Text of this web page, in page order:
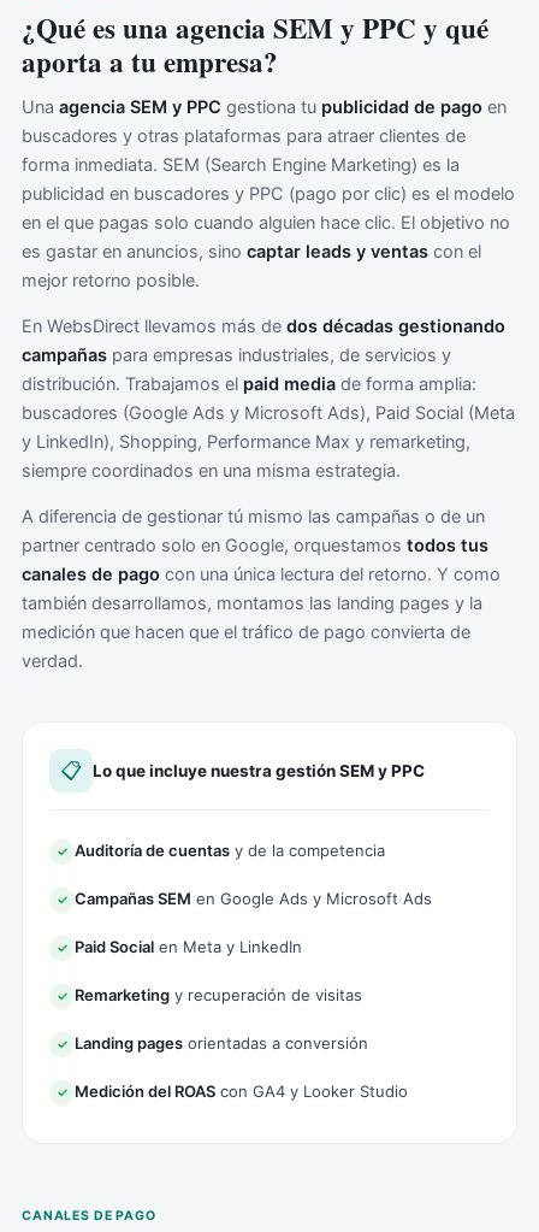
¿Qué es una agencia SEM y PPC y qué
aporta a tu empresa?
Una agencia SEM y PPC gestiona tu publicidad de pago en
buscadores y otras plataformas para atraer clientes de
forma inmediata. SEM (Search Engine Marketing) es la
publicidad en buscadores y PPC (pago por clic) es el modelo
en el que pagas solo cuando alguien hace clic. El objetivo no
es gastar en anuncios, sino captar leads y ventas con el
mejor retorno posible.
En WebsDirect llevamos más de dos décadas gestionando
campañas para empresas industriales, de servicios y
distribución. Trabajamos el paid media de forma amplia:
buscadores (Google Ads y Microsoft Ads), Paid Social (Meta
y LinkedIn), Shopping, Performance Max y remarketing,
siempre coordinados en una misma estrategia.
A diferencia de gestionar tú mismo las campañas o de un
partner centrado solo en Google, orquestamos todos tus
canales de pago con una única lectura del retorno. Y como
también desarrollamos, montamos las landing pages y la
medición que hacen que el tráfico de pago convierta de
verdad.
📋 Lo que incluye nuestra gestión SEM y PPC
✓ Auditoría de cuentas y de la competencia
✓ Campañas SEM en Google Ads y Microsoft Ads
✓ Paid Social en Meta y LinkedIn
✓ Remarketing y recuperación de visitas
✓ Landing pages orientadas a conversión
✓ Medición del ROAS con GA4 y Looker Studio
CANALES DE PAGO